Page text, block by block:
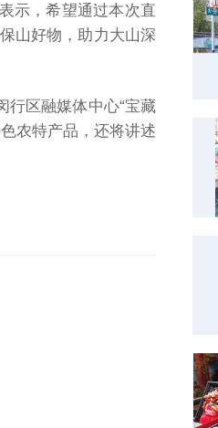
示，希望通过本次直
山好物，助力大山深
行区融媒体中心“宝藏
农特产品，还将讲述